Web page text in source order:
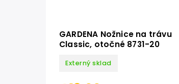
GARDENA Nožnice na trávu
Classic, otočné 8731-20
Externý sklad